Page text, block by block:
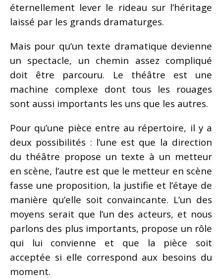
éternellement lever le rideau sur l’héritage
laissé par les grands dramaturges.
Mais pour qu’un texte dramatique devienne
un spectacle, un chemin assez compliqué
doit être parcouru. Le théâtre est une
machine complexe dont tous les rouages
sont aussi importants les uns que les autres.
Pour qu’une pièce entre au répertoire, il y a
deux possibilités : l’une est que la direction
du théâtre propose un texte à un metteur
en scène, l’autre est que le metteur en scène
fasse une proposition, la justifie et l’étaye de
manière qu’elle soit convaincante. L’un des
moyens serait que l’un des acteurs, et nous
parlons des plus importants, propose un rôle
qui lui convienne et que la pièce soit
acceptée si elle correspond aux besoins du
moment.